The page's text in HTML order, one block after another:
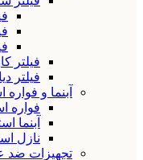
فیلتر
فیلتر
آبنما و فواره
فواره
آبنما
نازل
تجهیزات ضد